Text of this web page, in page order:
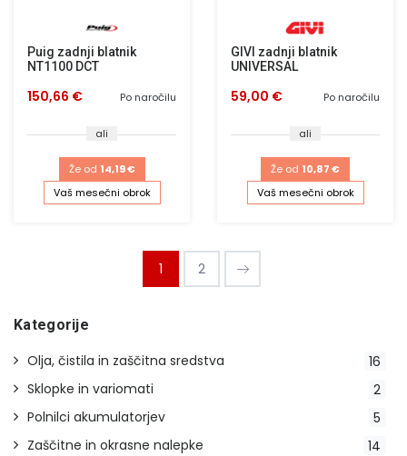
Puig zadnji blatnik
NT1100 DCT
Po naročilu
150,66 €
ali
Že od 14,19 €
Vaš mesečni obrok
GIVI zadnji blatnik
UNIVERSAL
Po naročilu
59,00 €
ali
Že od 10,87 €
Vaš mesečni obrok
1 2
Kategorije
16
Olja, čistila in zaščitna sredstva
2
Sklopke in variomati
5
Polnilci akumulatorjev
14
Zaščitne in okrasne nalepke